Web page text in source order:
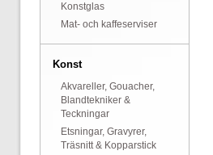
Konstglas
Mat- och kaffeserviser
Konst
Akvareller, Gouacher,
Blandtekniker &
Teckningar
Etsningar, Gravyrer,
Träsnitt & Kopparstick